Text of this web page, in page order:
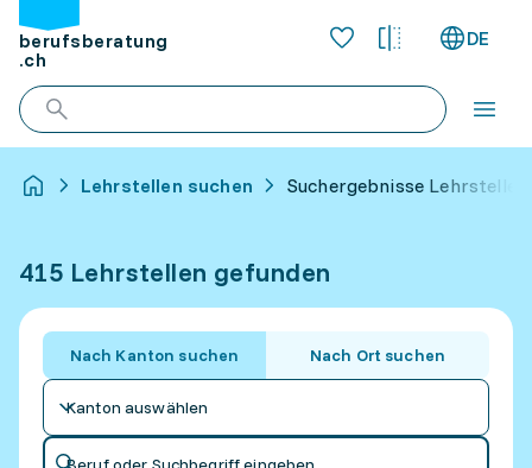
berufsberatung
.ch
DE
Lehrstellen suchen Suchergebnisse Lehrstellen
415 Lehrstellen gefunden
Nach Kanton suchen Nach Ort suchen
Kanton auswählen